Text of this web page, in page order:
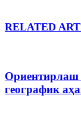
RELATED
Ориентирлаш
географик